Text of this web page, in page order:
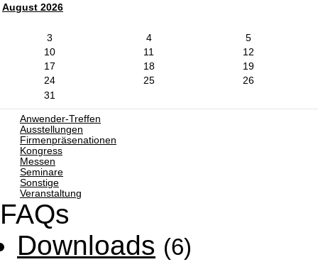
August 2026
3 4
5
10
11
12
17
18
19
24
25
26
31
Anwender-Treffen
Ausstellungen
Firmenpräsenationen
Kongress
Messen
Seminare
Sonstige
Veranstaltung
FAQs
Downloads (6)